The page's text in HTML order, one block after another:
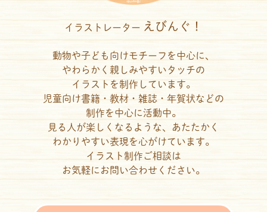
イラストレーター えびんぐ！
動物や子ども向けモチーフを中心に、
やわらかく親しみやすいタッチの
イラストを制作しています。
児童向け書籍・教材・雑誌・年賀状などの
制作を中心に活動中。
見る人が楽しくなるような、あたたかく
わかりやすい表現を心がけています。
イラスト制作ご相談は
お気軽にお問い合わせください。